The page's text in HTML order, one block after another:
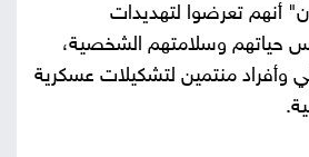
أنهم تعرضوا لتهديدات
حياتهم وسلامتهم الشخصية،
وأفراد منتمين لتشكيلات عسكرية